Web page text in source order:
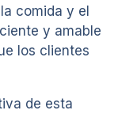
comida y el
y amable
los clientes
de esta